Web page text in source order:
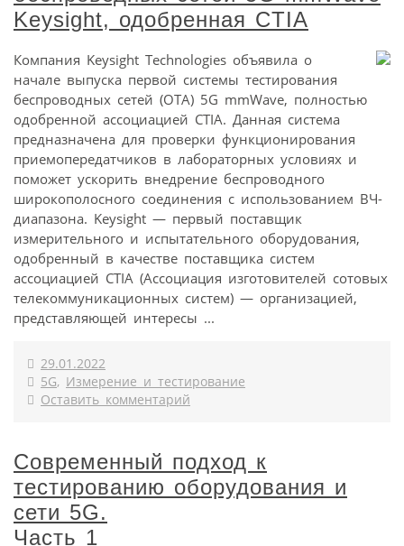
Keysight, одобренная CTIA
Компания Keysight Technologies объявила о
начале выпуска первой системы тестирования
беспроводных сетей (OTA) 5G mmWave, полностью
одобренной ассоциацией CTIA. Данная система
предназначена для проверки функционирования
приемопередатчиков в лабораторных условиях и
поможет ускорить внедрение беспроводного
широкополосного соединения с использованием ВЧ-
диапазона. Keysight — первый поставщик
измерительного и испытательного оборудования,
одобренный в качестве поставщика систем
ассоциацией CTIA (Ассоциация изготовителей сотовых
телекоммуникационных систем) — организацией,
представляющей интересы ...
29.01.2022
5G, Измерение и тестирование
Оставить комментарий
Современный подход к
тестированию оборудования и
сети 5G.
Часть 1